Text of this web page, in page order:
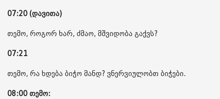
07:20 (დავითა)
თემო, როგორ ხარ, ძმაო, მშვიდობა გაქვს?
07:21
თემო, რა ხდება ბიჭო მანდ? ვნერვიულობთ ბიჭები.
08:00 თემო: